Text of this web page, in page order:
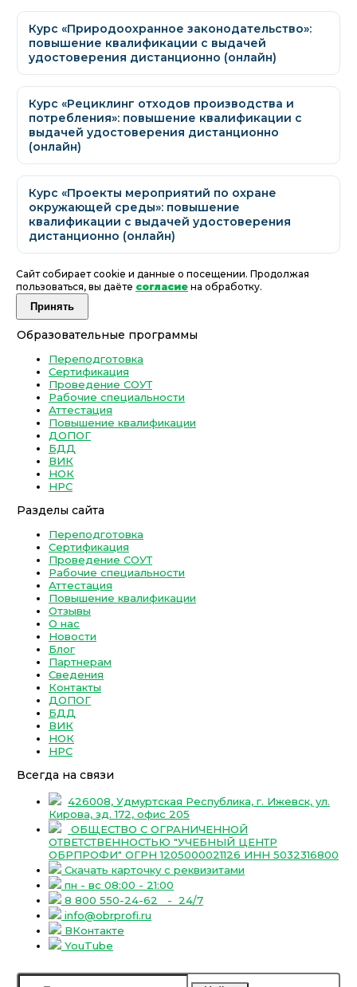
Курс «Природоохранное законодательство»:
повышение квалификации с выдачей
удостоверения дистанционно (онлайн)
Курс «Рециклинг отходов производства и
потребления»: повышение квалификации с
выдачей удостоверения дистанционно
(онлайн)
Курс «Проекты мероприятий по охране
окружающей среды»: повышение
квалификации с выдачей удостоверения
дистанционно (онлайн)
Сайт собирает cookie и данные о посещении. Продолжая
пользоваться, вы даёте согласие на обработку.
Принять
Образовательные программы
Переподготовка
Сертификация
Проведение СОУТ
Рабочие специальности
Аттестация
Повышение квалификации
ДОПОГ
БДД
ВИК
НОК
НРС
Разделы сайта
Переподготовка
Сертификация
Проведение СОУТ
Рабочие специальности
Аттестация
Повышение квалификации
Отзывы
О нас
Новости
Блог
Партнерам
Сведения
Контакты
ДОПОГ
БДД
ВИК
НОК
НРС
Всегда на связи
426008, Удмуртская Республика, г. Ижевск, ул.
Кирова, зд. 172, офис 205
ОБЩЕСТВО С ОГРАНИЧЕННОЙ
ОТВЕТСТВЕННОСТЬЮ "УЧЕБНЫЙ ЦЕНТР
ОБРПРОФИ" ОГРН 1205000021126 ИНН 5032316800
Скачать карточку с реквизитами
пн - вс 08:00 - 21:00
8 800 550-24-62
- 24/7
info@obrprofi.ru
ВКонтакте
YouTube